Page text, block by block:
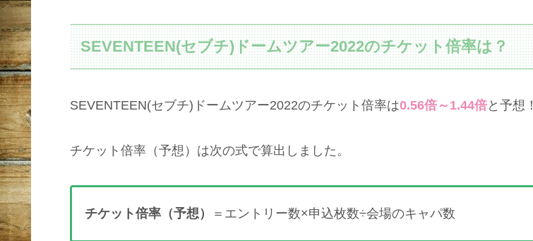
SEVENTEEN(セブチ)ドームツアー2022のチケット倍率は？
SEVENTEEN(セブチ)ドームツアー2022のチケット倍率は0.56倍～1.44倍と予想！
チケット倍率（予想）は次の式で算出しました。
チケット倍率（予想） ＝エントリー数×申込枚数÷会場のキャパ数